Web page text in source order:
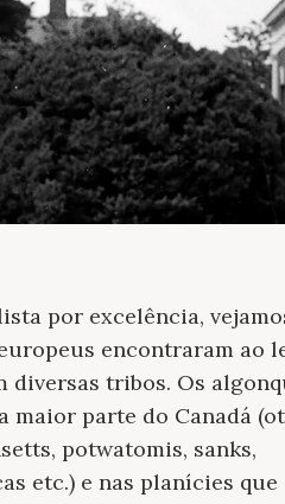
por excelência,
encontraram ao
tribos. Os
parte do Canadá
potwatomis, sanks,
etc.) e nas planícies